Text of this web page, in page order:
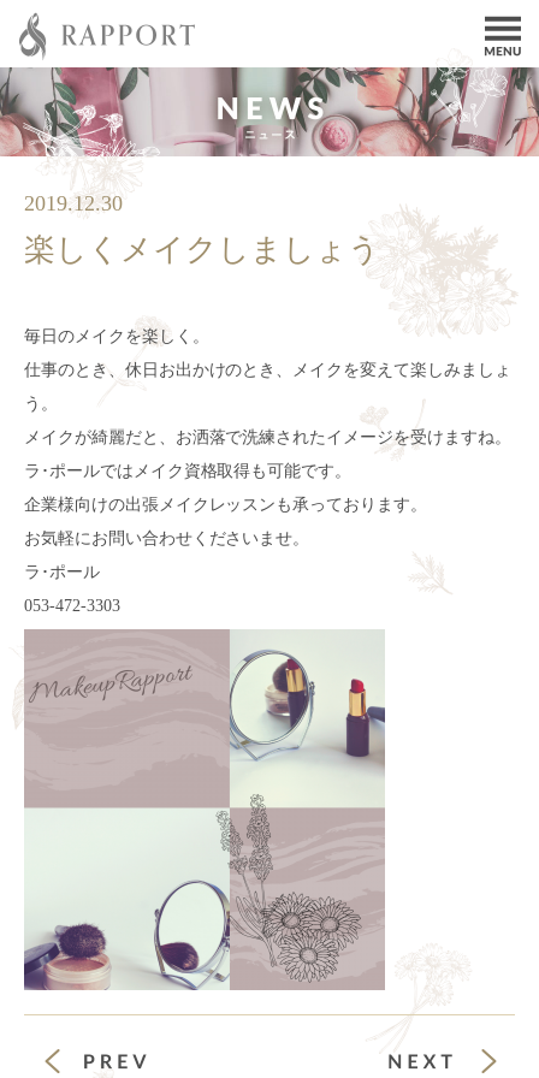
2019.12.30
楽しくメイクしましょう
毎日のメイクを楽しく。
仕事のとき、休日お出かけのとき、メイクを変えて楽しみましょ
う。
メイクが綺麗だと、お洒落で洗練されたイメージを受けますね。
ラ･ポールではメイク資格取得も可能です。
企業様向けの出張メイクレッスンも承っております。
お気軽にお問い合わせくださいませ。
ラ･ポール
053-472-3303